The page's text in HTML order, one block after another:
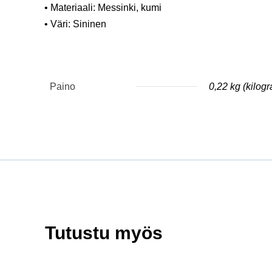
• Materiaali: Messinki, kumi
• Väri: Sininen
Paino 0,22 kg
Tutustu myös